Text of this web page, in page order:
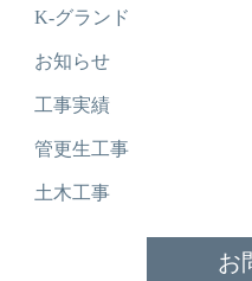
K-グランド
お知らせ
工事実績
管更生工事
土木工事
お